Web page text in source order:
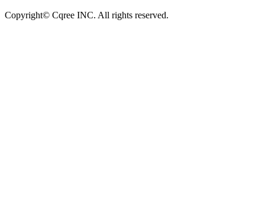
Copyright© Cqree INC. All rights reserved.